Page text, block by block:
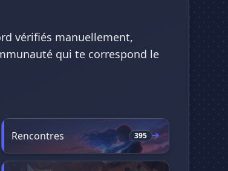
vérifiés manuellement,
qui te correspond le
Rencontres 395